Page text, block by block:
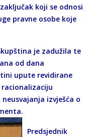
koji se odnosi
pravne osobe koje
je zadužila te
od dana
upute revidirane
izvješća o
Predsjednik